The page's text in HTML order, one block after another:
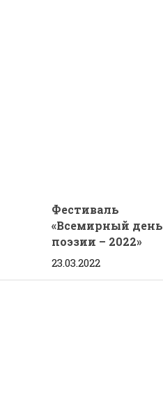
Фестиваль
«Всемирный день
поэзии – 2022»
23.03.2022